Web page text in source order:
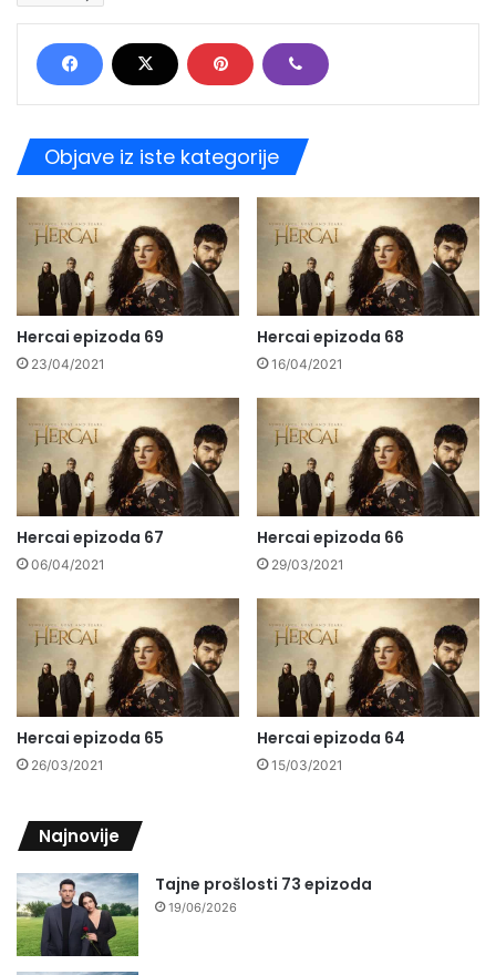
Objave iz iste kategorije
Hercai epizoda 69
23/04/2021
Hercai epizoda 68
16/04/2021
Hercai epizoda 67
06/04/2021
Hercai epizoda 66
29/03/2021
Hercai epizoda 65
26/03/2021
Hercai epizoda 64
15/03/2021
Najnovije
Tajne prošlosti 73 epizoda
19/06/2026